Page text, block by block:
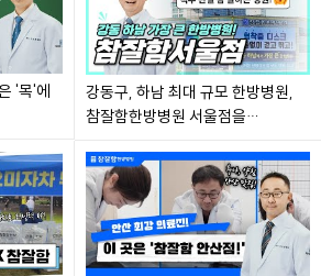
'목'에
강동구, 하남 최대 규모 한방병원,
참잘함한방병원 서울점을